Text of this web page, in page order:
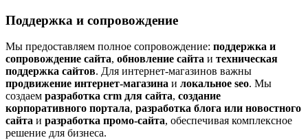
Поддержка и сопровождение
Мы предоставляем полное сопровождение: поддержка и
сопровождение сайта, обновление сайта и техническая
поддержка сайтов. Для интернет-магазинов важны
продвижение интернет-магазина и локальное seo. Мы
создаем разработка crm для сайта, создание
корпоративного портала, разработка блога или новостного
сайта и разработка промо-сайта, обеспечивая комплексное
решение для бизнеса.